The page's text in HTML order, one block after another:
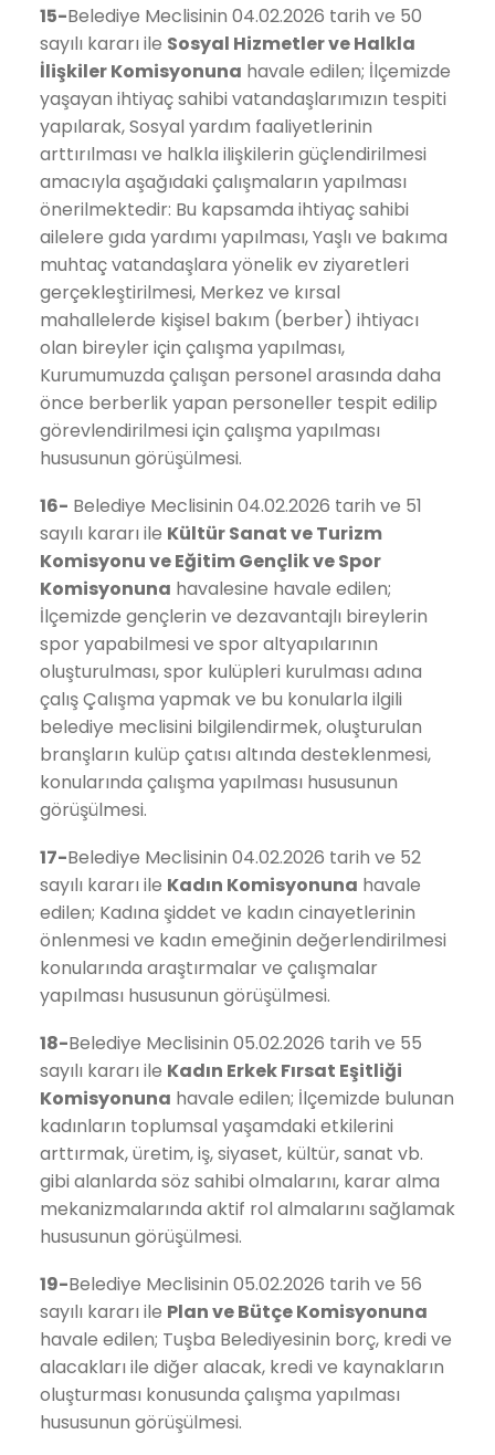
15-Belediye Meclisinin 04.02.2026 tarih ve 50
sayılı kararı ile Sosyal Hizmetler ve Halkla
İlişkilerKomisyonuna havale edilen; İlçemizde
yaşayan ihtiyaç sahibi vatandaşlarımızın tespiti
yapılarak, Sosyal yardım faaliyetlerinin
arttırılması ve halkla ilişkilerin güçlendirilmesi
amacıyla aşağıdaki çalışmaların yapılması
önerilmektedir: Bu kapsamda ihtiyaç sahibi
ailelere gıda yardımı yapılması, Yaşlı ve bakıma
muhtaç vatandaşlara yönelik ev ziyaretleri
gerçekleştirilmesi, Merkez ve kırsal
mahallelerde kişisel bakım (berber) ihtiyacı
olan bireyler için çalışma yapılması,
Kurumumuzda çalışan personel arasında daha
önce berberlik yapan personeller tespit edilip
görevlendirilmesi için çalışma yapılması
hususunun görüşülmesi.
16- Belediye Meclisinin 04.02.2026 tarih ve 51
sayılı kararı ile Kültür Sanat ve Turizm
Komisyonu ve Eğitim Gençlik ve Spor
Komisyonuna havalesine havale edilen;
İlçemizde gençlerin ve dezavantajlı bireylerin
spor yapabilmesi ve spor altyapılarının
oluşturulması, spor kulüpleri kurulması adına
çalış Çalışma yapmak ve bu konularla ilgili
belediye meclisini bilgilendirmek, oluşturulan
branşların kulüp çatısı altında desteklenmesi,
konularında çalışma yapılması hususunun
görüşülmesi.
17-Belediye Meclisinin 04.02.2026 tarih ve 52
sayılı kararı ile Kadın Komisyonuna havale
edilen; Kadına şiddet ve kadın cinayetlerinin
önlenmesi ve kadın emeğinin değerlendirilmesi
konularında araştırmalar ve çalışmalar
yapılması hususunun görüşülmesi.
18-Belediye Meclisinin 05.02.2026 tarih ve 55
sayılı kararı ile Kadın Erkek Fırsat Eşitliği
Komisyonuna havale edilen; İlçemizde bulunan
kadınların toplumsal yaşamdaki etkilerini
arttırmak, üretim, iş, siyaset, kültür, sanat vb.
gibi alanlarda söz sahibi olmalarını, karar alma
mekanizmalarında aktif rol almalarını sağlamak
hususunun görüşülmesi.
19-Belediye Meclisinin 05.02.2026 tarih ve 56
sayılı kararı ile Plan ve BütçeKomisyonuna
havale edilen; Tuşba Belediyesinin borç, kredi ve
alacakları ile diğer alacak, kredi ve kaynakların
oluşturması konusunda çalışma yapılması
hususunun görüşülmesi.